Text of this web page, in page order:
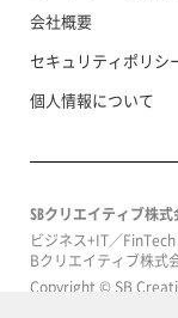
会社概要
セキュリティポリシ
個人情報について
SBクリエイティブ株式
ビジネス+IT／
Bクリエイティブ株式
Copyright © SB